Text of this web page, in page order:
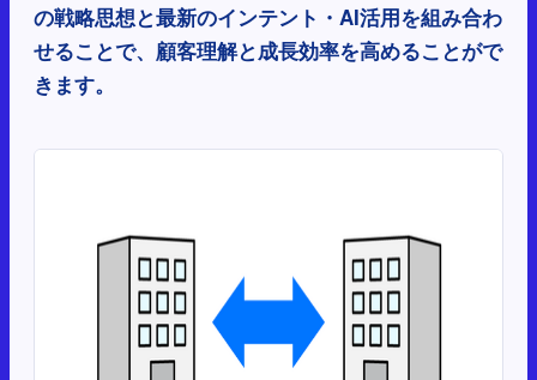
の戦略思想と最新のインテント・AI活用を組み合わ
せることで、顧客理解と成長効率を高めることがで
きます。